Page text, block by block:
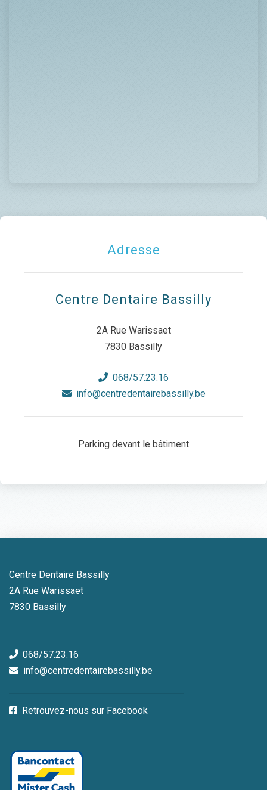
Adresse
Centre Dentaire Bassilly
2A Rue Warissaet
7830 Bassilly
068/57.23.16
info@centredentairebassilly.be
Parking devant le bâtiment
Centre Dentaire Bassilly
2A Rue Warissaet
7830 Bassilly
068/57.23.16
info@centredentairebassilly.be
Retrouvez-nous sur Facebook